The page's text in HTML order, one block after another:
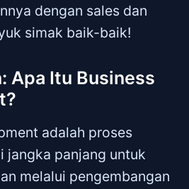
dengan sales dan
simak baik-baik!
Apa Itu Business
adalah proses
jangka panjang untuk
melalui pengembangan